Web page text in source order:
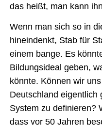
das heißt, man kann
Wenn man sich so in
hineindenkt, Stab für
einem bange. Es
Bildungsideal geben,
könnte. Können wir
Deutschland eigentlich
System zu definieren?
dass vor 50 Jahren